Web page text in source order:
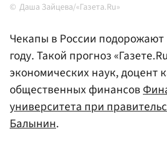
Даша Зайцева/«Газета.Ru»
Чекапы в России подорожают
году. Такой прогноз
экономических наук, доцент
общественных финансов
университета при
Балынин.